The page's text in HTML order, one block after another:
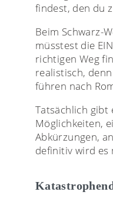
findest, den du
Beim Schwarz-
müsstest die
richtigen Weg
realistisch,
führen nach
Tatsächlich gibt
Möglichkeiten,
Abkürzungen,
definitiv wird es